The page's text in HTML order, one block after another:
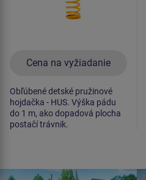
Cena na vyžiadanie
Obľúbené detské pružinové
hojdačka - HUS. Výška pádu
do 1 m, ako dopadová plocha
postačí trávnik.